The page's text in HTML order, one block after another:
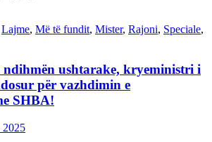
Lajme, Më të fundit, Mister, Rajoni, Speciale,
ushtarake, kryeministri i
për vazhdimin e
SHBA!
2025